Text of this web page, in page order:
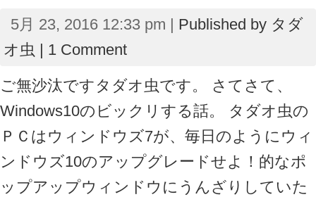
5月 23, 2016 12:33 pm | Published by タダ
オ虫
1 Comment
ご無沙汰ですタダオ虫です。 さてさて、
Windows10のビックリする話。 タダオ虫の
ＰＣはウィンドウズ7が、毎日のようにウィ
ンドウズ10のアップグレードせよ！的なポ
ップアップウィンドウにうんざりしていた